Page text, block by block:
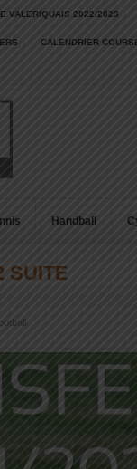
VALERIQUAIS 2022/2023
CALENDRIER
Handball
SUITE